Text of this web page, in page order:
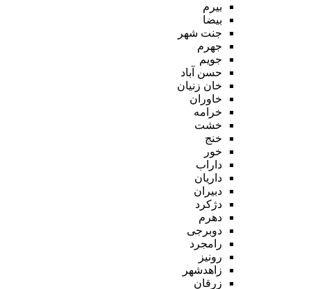
بیرم
بیضا
جنت شهر
جهرم
جویم
حسن آباد
خان زنیان
خاوران
خرامه
خشت
خنج
خور
داراب
داریان
دبیران
دژکرد
دهرم
دوبرجی
رامجرد
رونیز
زاهدشهر
زرقان